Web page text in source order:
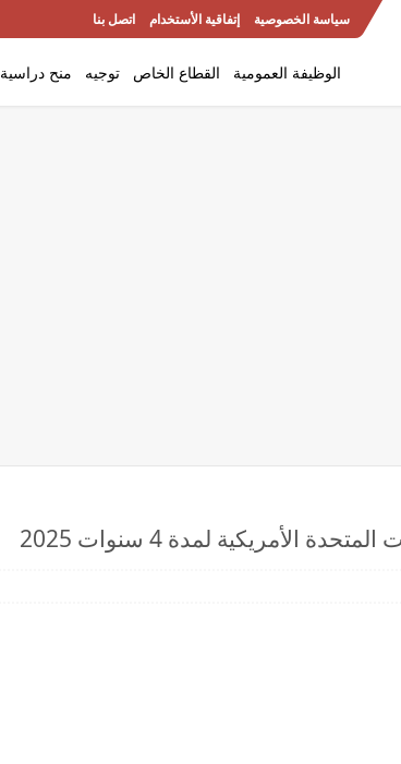
سياسة الخصوصية إتفاقية الأستخدام اتصل بنا
الوظيفة العمومية القطاع الخاص توجيه منح دراسية
الأمريكية لمدة 4 سنوات 2025